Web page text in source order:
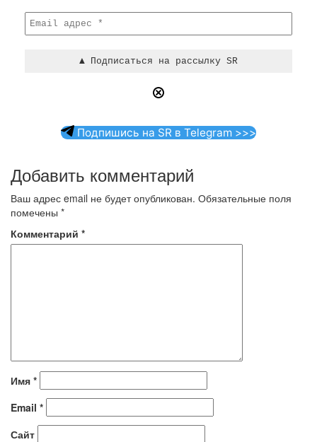
Подпишись на SR в Telegram >>>
Добавить комментарий
Ваш адрес email не будет опубликован. Обязательные поля
помечены *
Комментарий *
Имя *
Email *
Сайт